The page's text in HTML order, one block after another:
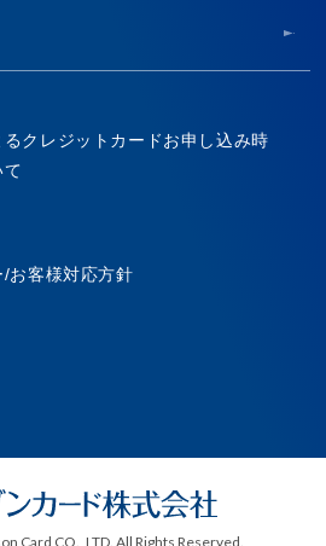
クレジットカードお申し込み時
お客様対応方針
Card CO., LTD. All Rights Reserved.